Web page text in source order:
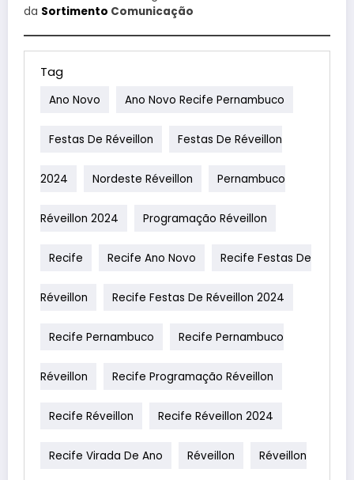
da Sortimento Comunicação
Tag
Ano Novo Ano Novo Recife Pernambuco
Festas De Réveillon Festas De Réveillon
2024 Nordeste Réveillon Pernambuco
Réveillon 2024 Programação Réveillon
Recife Recife Ano Novo Recife Festas De
Réveillon Recife Festas De Réveillon 2024
Recife Pernambuco Recife Pernambuco
Réveillon Recife Programação Réveillon
Recife Réveillon Recife Réveillon 2024
Recife Virada De Ano Réveillon Réveillon